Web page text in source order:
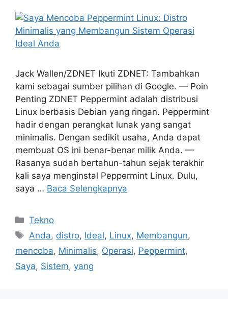
Jack Wallen/ZDNET Ikuti ZDNET: Tambahkan
kami sebagai sumber pilihan di Google. — Poin
Penting ZDNET Peppermint adalah distribusi
Linux berbasis Debian yang ringan. Peppermint
hadir dengan perangkat lunak yang sangat
minimalis. Dengan sedikit usaha, Anda dapat
membuat OS ini benar-benar milik Anda. —
Rasanya sudah bertahun-tahun sejak terakhir
kali saya menginstal Peppermint Linux. Dulu,
saya … Baca Selengkapnya
Kategori
Tekno
Tag
Anda, distro, Ideal, Linux, Membangun,
mencoba, Minimalis, Operasi, Peppermint,
Saya, Sistem, yang